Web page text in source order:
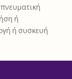
ή
ή συσκευή